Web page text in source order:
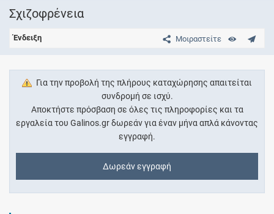
Σχιζοφρένεια
Μοιραστείτε
Ένδειξη
Για την προβολή της πλήρους καταχώρησης απαιτείται
συνδρομή σε ισχύ.
Αποκτήστε πρόσβαση σε όλες τις πληροφορίες και τα
εργαλεία του Galinos.gr δωρεάν για έναν μήνα απλά κάνοντας
εγγραφή.
Δωρεάν εγγραφή